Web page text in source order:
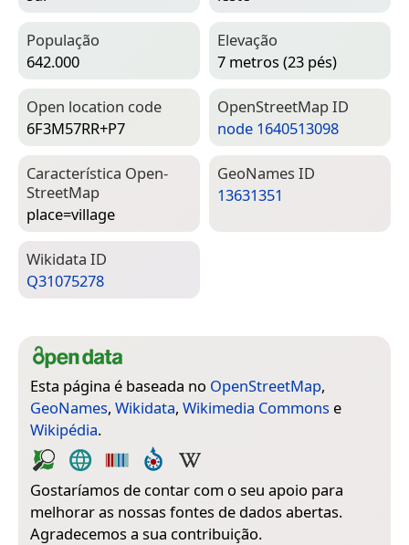
População
642.000
Elevação
7 metros (23 pés)
Open location code
6F3M57RR+P7
Open­Street­Map ID
node 1640513098
Característica Open­
Street­Map
place=­village
Geo­Names ID
13631351
Wiki­data ID
Q31075278
Esta página é baseada no OpenStreetMap,
GeoNames, Wikidata, Wikimedia Commons e
Wikipédia.
Gostaríamos de contar com o seu apoio para
melhorar as nossas fontes de dados abertas.
Agradecemos a sua contribuição.